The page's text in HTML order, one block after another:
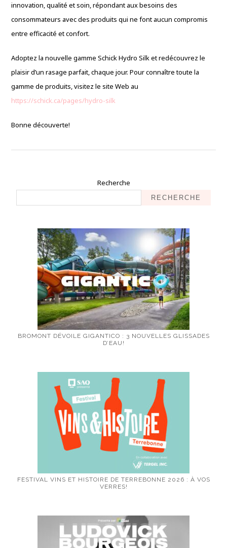
innovation, qualité et soin, répondant aux besoins des
consommateurs avec des produits qui ne font aucun compromis
entre efficacité et confort.
Adoptez la nouvelle gamme Schick Hydro Silk et redécouvrez le
plaisir d’un rasage parfait, chaque jour. Pour connaître toute la
gamme de produits, visitez le site Web au
https://schick.ca/pages/hydro-silk
Bonne découverte!
Recherche
RECHERCHE
BROMONT DÉVOILE GIGANTICO : 3 NOUVELLES GLISSADES
D’EAU!
FESTIVAL VINS ET HISTOIRE DE TERREBONNE 2026 : À VOS
VERRES!